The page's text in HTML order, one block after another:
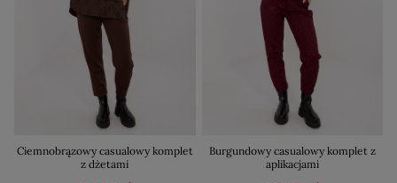
Ciemnobrązowy casualowy komplet
z dżetami
Burgundowy casualowy komplet z
aplikacjami